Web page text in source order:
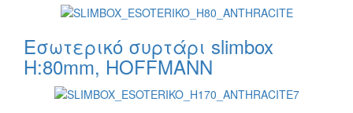
Εσωτερικό συρτάρι slimbox
H:80mm, HOFFMANN